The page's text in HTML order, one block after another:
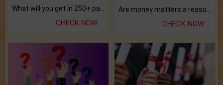
CHECK NOW CHECK NOW